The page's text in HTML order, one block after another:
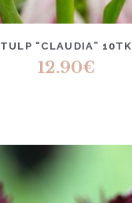
TULP “CLAUDIA” 10TK
12.90€